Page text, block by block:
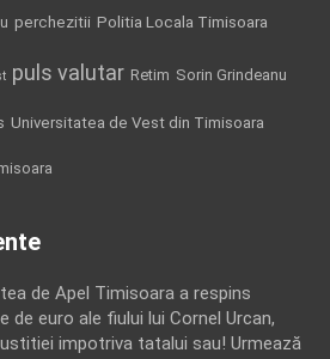
perchezitii Politia Locala Timisoara
puls valutar Retim Sorin Grindeanu
Universitatea de Vest din Timisoara
de Apel Timisoara a respins
de euro ale fiului lui Cornel Urcan,
impotriva tatalui sau! Urmează